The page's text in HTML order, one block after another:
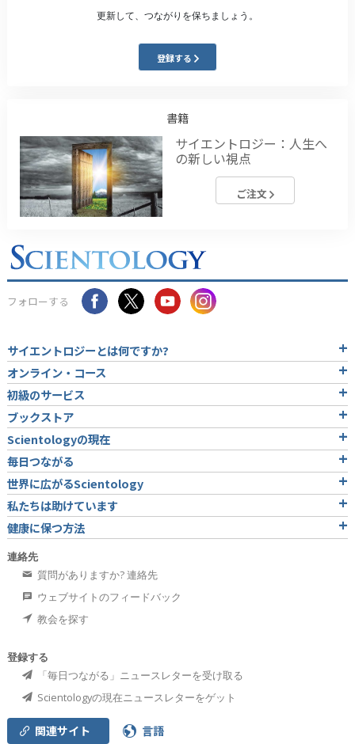
更新して、つながりを保ちましょう。
登録する
書籍
サイエントロジー：人生へ
の新しい視点
ご注文
フォローする
サイエントロジーとは何ですか?
オンライン・コース
初級のサービス
ブックストア
Scientologyの現在
毎日つながる
世界に広がるScientology
私たちは助けています
健康に保つ方法
連絡先
質問がありますか? 連絡先
ウェブサイトのフィードバック
教会を探す
登録する
「毎日つながる」ニュースレターを受け取る
Scientologyの現在ニュースレターをゲット
関連サイト 言語